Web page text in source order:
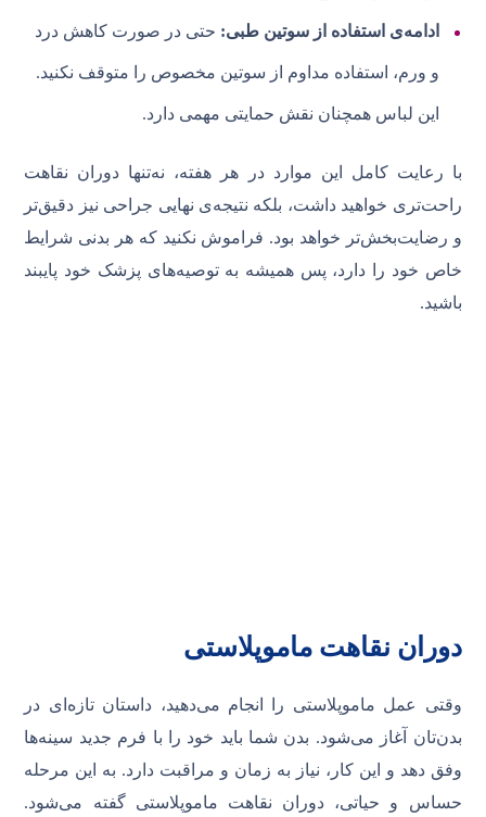
ادامه‌ی استفاده از سوتین طبی: حتی در صورت کاهش درد
و ورم، استفاده مداوم از سوتین مخصوص را متوقف نکنید.
این لباس همچنان نقش حمایتی مهمی دارد.
با رعایت کامل این موارد در هر هفته، نه‌تنها دوران نقاهت
راحت‌تری خواهید داشت، بلکه نتیجه‌ی نهایی جراحی نیز دقیق‌تر
و رضایت‌بخش‌تر خواهد بود. فراموش نکنید که هر بدنی شرایط
خاص خود را دارد، پس همیشه به توصیه‌های پزشک خود پایبند
باشید.
دوران نقاهت ماموپلاستی
وقتی عمل ماموپلاستی را انجام می‌دهید، داستان تازه‌ای در
بدن‌تان آغاز می‌شود. بدن شما باید خود را با فرم جدید سینه‌ها
وفق دهد و این کار، نیاز به زمان و مراقبت دارد. به این مرحله
حساس و حیاتی، دوران نقاهت ماموپلاستی گفته می‌شود.